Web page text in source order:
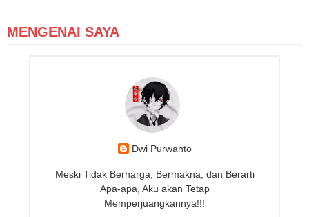
MENGENAI SAYA
Dwi Purwanto
Meski Tidak Berharga, Bermakna, dan Berarti
Apa-apa, Aku akan Tetap
Memperjuangkannya!!!